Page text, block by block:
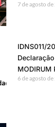
7 de agosto
IDNS011/
MODIRUM
6 de agosto